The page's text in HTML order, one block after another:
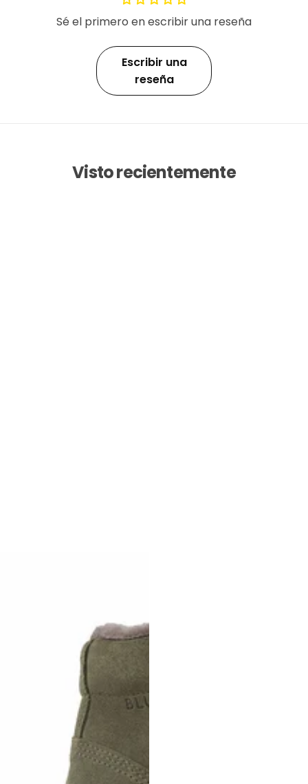
Sé el primero en escribir una reseña
Escribir una
reseña
Visto recientemente